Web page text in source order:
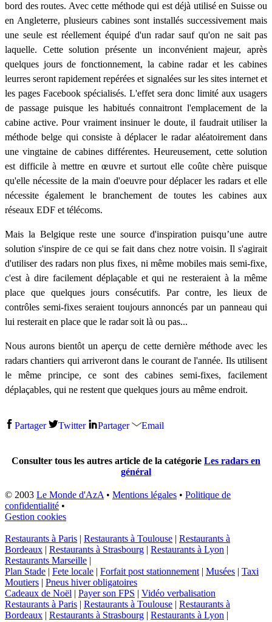
bord des routes. Avec cette méthode qui est déjà utilisé en Suisse ou
en Angleterre, plusieurs cabines sont installés successivement mais
une seule est réellement équipé d'un radar sauf qu'on ne sait pas
laquelle. Cette solution présente un inconvénient majeur, après
quelques jours de fonctionnement, la cabine radar et les cabines
leurres seront rapidement repérées et signalées sur les sites internet et
les pages Facebook spécialisés. L'effet sera donc limité aux usagers
de passage puisque les habitués connaitront l'emplacement de la
cabine active. Pour vraiment insinuer le doute, il faudrait utiliser la
méthode belge qui consiste à déplacer le radar aléatoirement dans
une vingtaine de cabines différentes. Heureusement, cette solution
est difficile à mettre en œuvre et surtout elle coûte chère puisque
qu'elle nécessite de la main d'oeuvre pour déplacer les radars et elle
nécessite également le branchement de toutes les cabines aux
réseaux EDF et télécoms.
Mais la Belgique reste une source d'inspiration puisqu’une autre
solution s'inspire de ce qui se fait dans chez notre voisin. Il s'agirait
d'utiliser des radars non plus fixes, ni même mobiles mais semi-fixe,
c'est à dire facilement déplaçable et qui ne resteraient à la même
place que quelques jours consécutifs. Par contre, les lieux de
contrôles semi-fixes seraient toujours annoncés par un panneau qui
lui resterait en place que le radar soit là ou pas...
Nous aurons bientôt un aperçu de cette dernière méthode avec les
radars chantiers qui arriveront dans le courant de l'année. Ils utilisent
le même principe, ce sont des cabines semi-fixes, facilement
déplaçables, qui ne restent que quelques jours au même endroit.
Partager Twitter Partager Email
Consulter tous les autres article de la catégorie Les radars en
général
© 2003 Le Monde d'AzA • Mentions légales • Politique de
confidentialité •
Gestion cookies
Restaurants à Paris | Restaurants à Toulouse | Restaurants à
Bordeaux | Restaurants à Strasbourg | Restaurants à Lyon |
Restaurants Marseille |
Plan Stade | Fete locale | Forfait post stationnement | Musées | Taxi
Moutiers | Pneus hiver obligatoires
Cadeaux de Noël | Payer son FPS | Vidéo verbalisation
Restaurants à Paris | Restaurants à Toulouse | Restaurants à
Bordeaux | Restaurants à Strasbourg | Restaurants à Lyon |